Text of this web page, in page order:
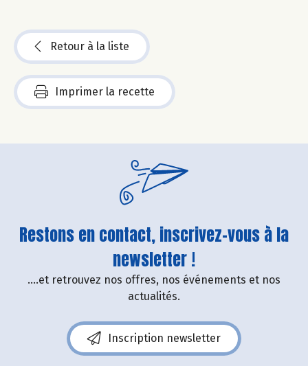
Retour à la liste
Imprimer la recette
Restons en contact, inscrivez-vous à la
newsletter !
....et retrouvez nos offres, nos événements et nos
actualités.
Inscription newsletter